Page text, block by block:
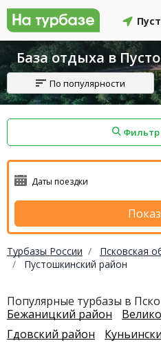
База отдыха в
По популярности
Фильтр
Турбазы России
Псковская
Пустошкинский район
Популярные турбазы в
Бежаницкий район
Гдовский район
Смоленский район
Северодвинск